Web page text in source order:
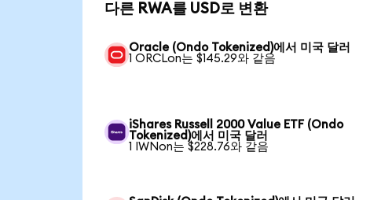
다른 RWA를 USD로 변환
Oracle (Ondo Tokenized)에서 미국 달러
1 ORCLon는 $145.29와 같음
iShares Russell 2000 Value ETF (Ondo
Tokenized)에서 미국 달러
1 IWNon는 $228.76와 같음